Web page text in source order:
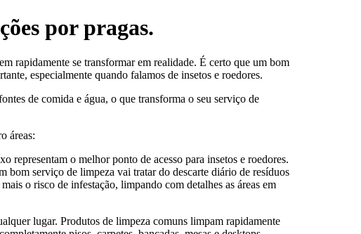
por pragas.
rapidamente se transformar em realidade. É certo que um bom
especialmente quando falamos de insetos e roedores.
de comida e água, o que transforma o seu serviço de
áreas:
representam o melhor ponto de acesso para insetos e roedores.
bom serviço de limpeza vai tratar do descarte diário de resíduos
o risco de infestação, limpando com detalhes as áreas em
lugar. Produtos de limpeza comuns limpam rapidamente